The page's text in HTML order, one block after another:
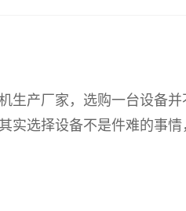
产厂家，选购一台设备并
实选择设备不是件难的事